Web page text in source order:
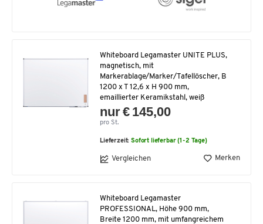
Whiteboard Legamaster UNITE PLUS,
magnetisch, mit
Markerablage/Marker/Tafellöscher, B
1200 x T 12,6 x H 900 mm,
emaillierter Keramikstahl, weiß
nur € 145,00
pro St.
Lieferzeit:Sofort lieferbar (1-2 Tage)
Vergleichen Merken
Whiteboard Legamaster
PROFESSIONAL, Höhe 900 mm,
Breite 1200 mm, mit umfangreichem